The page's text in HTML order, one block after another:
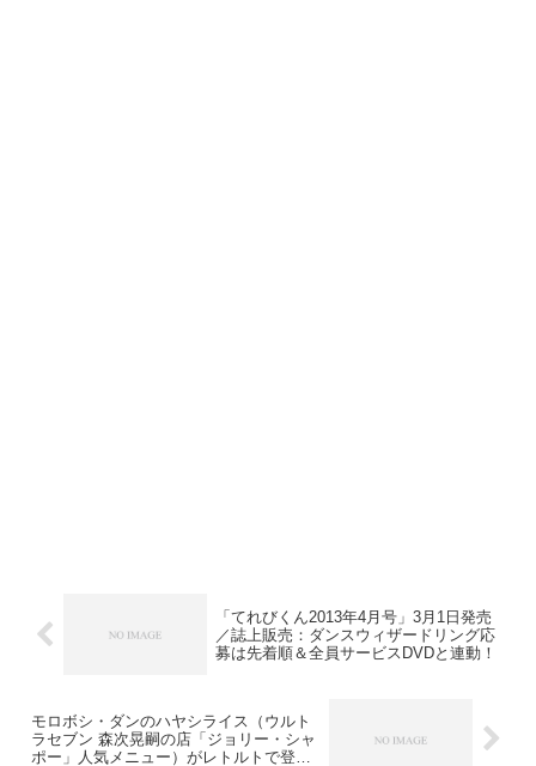
「てれびくん2013年4月号」3月1日発売
／誌上販売：ダンスウィザードリング応
募は先着順＆全員サービスDVDと連動！
モロボシ・ダンのハヤシライス（ウルト
ラセブン 森次晃嗣の店「ジョリー・シャ
ポー」人気メニュー）がレトルトで登